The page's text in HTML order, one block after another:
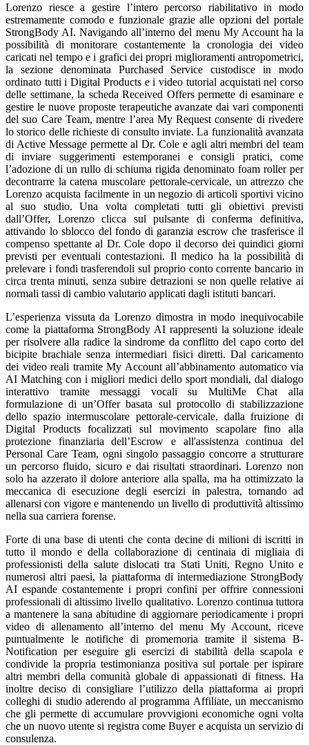
Lorenzo riesce a gestire l’intero percorso riabilitativo in modo
estremamente comodo e funzionale grazie alle opzioni del portale
StrongBody AI. Navigando all’interno del menu My Account ha la
possibilità di monitorare costantemente la cronologia dei video
caricati nel tempo e i grafici dei propri miglioramenti antropometrici,
la sezione denominata Purchased Service custodisce in modo
ordinato tutti i Digital Products e i video tutorial acquistati nel corso
delle settimane, la scheda Received Offers permette di esaminare e
gestire le nuove proposte terapeutiche avanzate dai vari componenti
del suo Care Team, mentre l’area My Request consente di rivedere
lo storico delle richieste di consulto inviate. La funzionalità avanzata
di Active Message permette al Dr. Cole e agli altri membri del team
di inviare suggerimenti estemporanei e consigli pratici, come
l’adozione di un rullo di schiuma rigida denominato foam roller per
decontrarre la catena muscolare pettorale-cervicale, un attrezzo che
Lorenzo acquista facilmente in un negozio di articoli sportivi vicino
al suo studio. Una volta completati tutti gli obiettivi previsti
dall’Offer, Lorenzo clicca sul pulsante di conferma definitiva,
attivando lo sblocco del fondo di garanzia escrow che trasferisce il
compenso spettante al Dr. Cole dopo il decorso dei quindici giorni
previsti per eventuali contestazioni. Il medico ha la possibilità di
prelevare i fondi trasferendoli sul proprio conto corrente bancario in
circa trenta minuti, senza subire detrazioni se non quelle relative ai
normali tassi di cambio valutario applicati dagli istituti bancari.
L’esperienza vissuta da Lorenzo dimostra in modo inequivocabile
come la piattaforma StrongBody AI rappresenti la soluzione ideale
per risolvere alla radice la sindrome da conflitto del capo corto del
bicipite brachiale senza intermediari fisici diretti. Dal caricamento
dei video reali tramite My Account all’abbinamento automatico via
AI Matching con i migliori medici dello sport mondiali, dal dialogo
interattivo tramite messaggi vocali su MultiMe Chat alla
formulazione di un’Offer basata sul protocollo di stabilizzazione
dello spazio intermuscolare pettorale-cervicale, dalla fruizione di
Digital Products focalizzati sul movimento scapolare fino alla
protezione finanziaria dell’Escrow e all'assistenza continua del
Personal Care Team, ogni singolo passaggio concorre a strutturare
un percorso fluido, sicuro e dai risultati straordinari. Lorenzo non
solo ha azzerato il dolore anteriore alla spalla, ma ha ottimizzato la
meccanica di esecuzione degli esercizi in palestra, tornando ad
allenarsi con vigore e mantenendo un livello di produttività altissimo
nella sua carriera forense.
Forte di una base di utenti che conta decine di milioni di iscritti in
tutto il mondo e della collaborazione di centinaia di migliaia di
professionisti della salute dislocati tra Stati Uniti, Regno Unito e
numerosi altri paesi, la piattaforma di intermediazione StrongBody
AI espande costantemente i propri confini per offrire connessioni
professionali di altissimo livello qualitativo. Lorenzo continua tuttora
a mantenere la sana abitudine di aggiornare periodicamente i propri
video di allenamento all’interno del menu My Account, riceve
puntualmente le notifiche di promemoria tramite il sistema B-
Notification per eseguire gli esercizi di stabilità della scapola e
condivide la propria testimonianza positiva sul portale per ispirare
altri membri della comunità globale di appassionati di fitness. Ha
inoltre deciso di consigliare l’utilizzo della piattaforma ai propri
colleghi di studio aderendo al programma Affiliate, un meccanismo
che gli permette di accumulare provvigioni economiche ogni volta
che un nuovo utente si registra come Buyer e acquista un servizio di
consulenza.